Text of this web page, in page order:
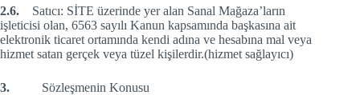
2.6. Satıcı: SİTE üzerinde yer alan Sanal Mağaza’ların
işleticisi olan, 6563 sayılı Kanun kapsamında başkasına ait
elektronik ticaret ortamında kendi adına ve hesabına mal veya
hizmet satan gerçek veya tüzel kişilerdir.(hizmet sağlayıcı)
3. Sözleşmenin Konusu